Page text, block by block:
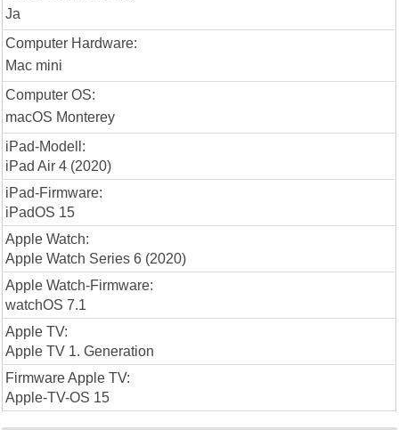
Ja
Computer Hardware:
Mac mini
Computer OS:
macOS Monterey
iPad-Modell:
iPad Air 4 (2020)
iPad-Firmware:
iPadOS 15
Apple Watch:
Apple Watch Series 6 (2020)
Apple Watch-Firmware:
watchOS 7.1
Apple TV:
Apple TV 1. Generation
Firmware Apple TV:
Apple-TV-OS 15